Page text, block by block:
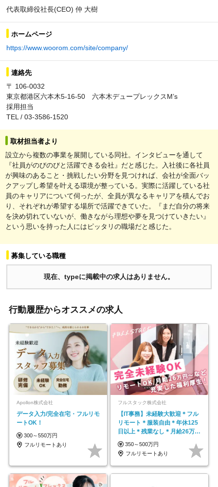
代表取締役社長(CEO) 仲 大樹
ホームページ
https://www.woorom.com/site/company/
連絡先
〒 106-0032
東京都港区六本木5-16-50 六本木デュープレックスM’s
採用担当
TEL / 03-3586-1520
取材担当者より
設立から複数の事業を展開している同社。インタビューを通して
『社員がのびのびと活躍できる会社』だと感じた。入社後に各社員
が興味のあること・挑戦したい分野を見つければ、会社が全面バッ
クアップし希望を叶える環境が整っている。実際に活躍している社
員のキャリアについて伺ったが、全員が異なるキャリアを積んでお
り、それぞれが希望する場所で活躍できていた。『まだ自分の将来
を決め切れていないが、働きながら理想や夢を見つけていきたい』
という思いを持った人にはピッタリの職場だと感じた。
募集している職種
現在、typeに掲載中の求人はありません。
行動履歴からオススメの求人
Apollon株式会社
データ入力/完全在宅・フルリモ
ートOK！
300～550万円
フルリモートあり
フルスタック株式会社
【IT事務】未経験大歓迎＊フル
リモート＊服装自由＊年休125
日以上＊残業なし＊月給26万円
以上
350～500万円
フルリモートあり